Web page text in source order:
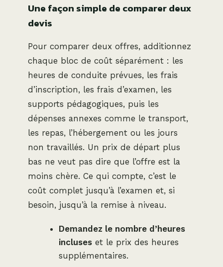
Une façon simple de comparer deux
devis
Pour comparer deux offres, additionnez
chaque bloc de coût séparément : les
heures de conduite prévues, les frais
d’inscription, les frais d’examen, les
supports pédagogiques, puis les
dépenses annexes comme le transport,
les repas, l’hébergement ou les jours
non travaillés. Un prix de départ plus
bas ne veut pas dire que l’offre est la
moins chère. Ce qui compte, c’est le
coût complet jusqu’à l’examen et, si
besoin, jusqu’à la remise à niveau.
Demandez le nombre d’heures
incluses et le prix des heures
supplémentaires.